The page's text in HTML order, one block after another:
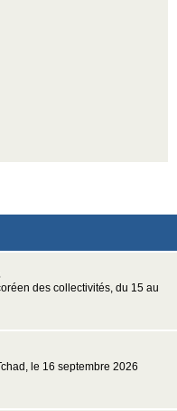
des collectivités, du 15 au
le 16 septembre 2026